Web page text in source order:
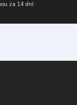
za 14 dní.